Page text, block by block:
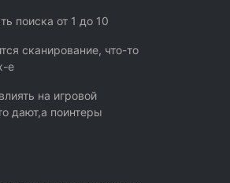
поиска от 1 до 10
сканирование, что-то
е
на игровой
дают,а поинтеры